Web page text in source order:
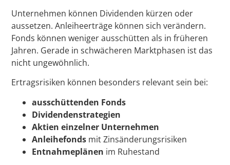
Unternehmen können Dividenden kürzen oder
aussetzen. Anleiheerträge können sich verändern.
Fonds können weniger ausschütten als in früheren
Jahren. Gerade in schwächeren Marktphasen ist das
nicht ungewöhnlich.
Ertragsrisiken können besonders relevant sein bei:
ausschüttenden Fonds
Dividendenstrategien
Aktien einzelner Unternehmen
Anleihefonds mit Zinsänderungsrisiken
Entnahmeplänen im Ruhestand